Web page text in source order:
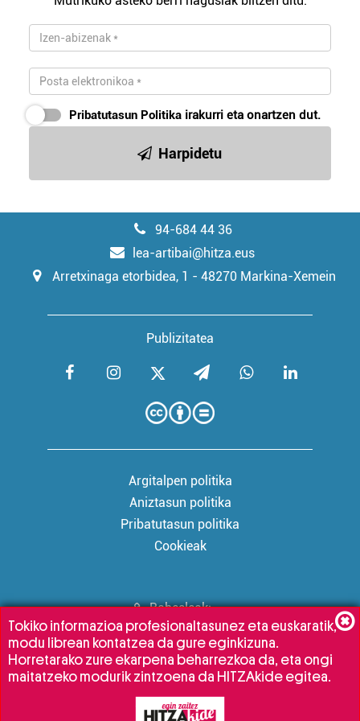
irakurri
Pribatutasun Politika irakurri eta onartzen dut.
Harpidetu
94-684 44 36
lea-artibai@hitza.eus
Arretxinaga etorbidea, 1 - 48270 Markina-Xemein
Publizitatea
Argitalpen politika
Aniztasun politika
Pribatutasun politika
Cookieak
Babesleak:
Tokiko informazioa profesionaltasunez eta euskaratik,
modu librean kontatzea da gure eginkizuna.
Horretarako zure ekarpena beharrezkoa da, eta ongi
maitatzeko modurik zintzoena da HITZAkide egitea.